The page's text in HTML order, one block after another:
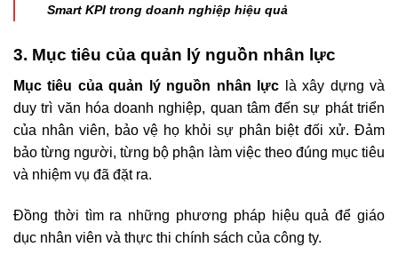
Smart KPI trong doanh nghiệp hiệu quả
3. Mục tiêu của quản lý nguồn nhân lực
Mục tiêu của quản lý nguồn nhân lực là xây dựng và
duy trì văn hóa doanh nghiệp, quan tâm đến sự phát triển
của nhân viên, bảo vệ họ khỏi sự phân biệt đối xử. Đảm
bảo từng người, từng bộ phận làm việc theo đúng mục tiêu
và nhiệm vụ đã đặt ra.
Đồng thời tìm ra những phương pháp hiệu quả để giáo
dục nhân viên và thực thi chính sách của công ty.